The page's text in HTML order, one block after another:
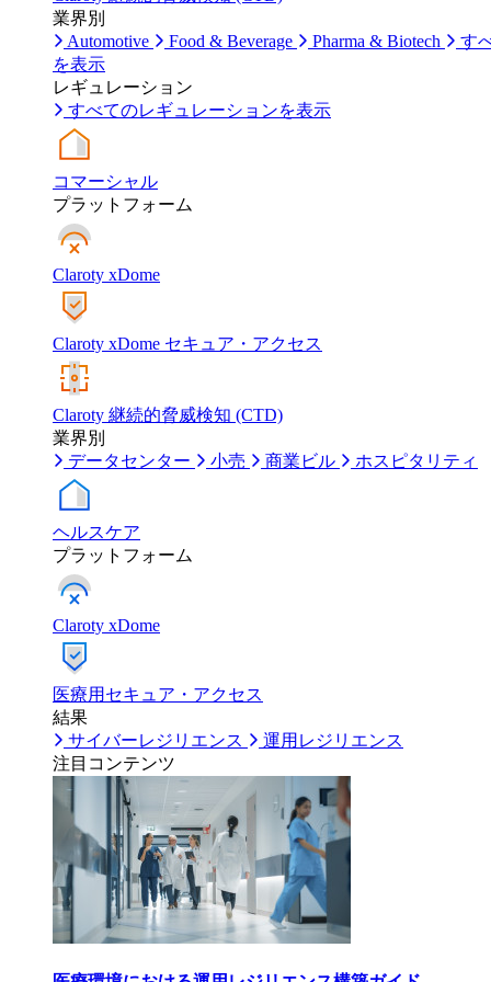
業界別
Automotive
Food & Beverage Pharma & Biotech
す
を表示
レギュレーション
すべてのレギュレーションを表示
コマーシャル
プラットフォーム
Claroty xDome
Claroty xDome セキュア・アクセス
Claroty 継続的脅威検知 (CTD)
業界別
データセンター
小売 商業ビル ホスピタリティ
ヘルスケア
プラットフォーム
Claroty xDome
医療用セキュア・アクセス
結果
サイバーレジリエンス
運用レジリエンス
注目コンテンツ